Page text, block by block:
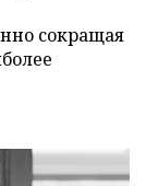
сокращая